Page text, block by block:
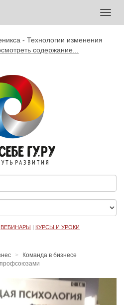
- Технологии изменения
содержание...
ВЕБИНАРЫ | КУРСЫ И УРОКИ
Команда в бизнесе